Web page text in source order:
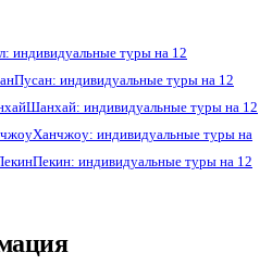
1
индивидуальные туры на 12
Пусан: индивидуальные туры на 12
Шанхай: индивидуальные туры на 12
Ханчжоу: индивидуальные туры на
Пекин: индивидуальные туры на 12